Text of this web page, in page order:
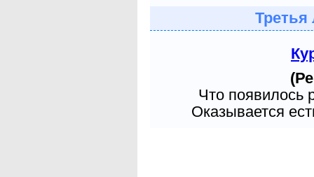
Третья
Что появилось
Оказывается